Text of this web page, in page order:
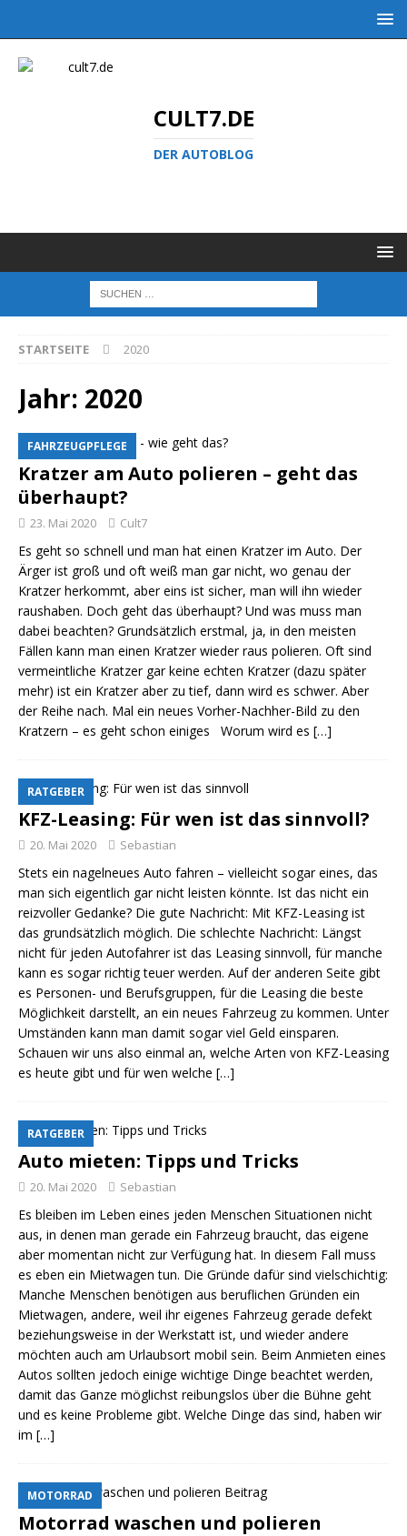
CULT7.DE
DER AUTOBLOG
STARTSEITE 2020
Jahr: 2020
FAHRZEUGPFLEGE
Kratzer am Auto polieren – geht das
überhaupt?
23. Mai 2020 Cult7
Es geht so schnell und man hat einen Kratzer im Auto. Der
Ärger ist groß und oft weiß man gar nicht, wo genau der
Kratzer herkommt, aber eins ist sicher, man will ihn wieder
raushaben. Doch geht das überhaupt? Und was muss man
dabei beachten? Grundsätzlich erstmal, ja, in den meisten
Fällen kann man einen Kratzer wieder raus polieren. Oft sind
vermeintliche Kratzer gar keine echten Kratzer (dazu später
mehr) ist ein Kratzer aber zu tief, dann wird es schwer. Aber
der Reihe nach. Mal ein neues Vorher-Nachher-Bild zu den
Kratzern – es geht schon einiges Worum wird es […]
RATGEBER
KFZ-Leasing: Für wen ist das sinnvoll?
20. Mai 2020 Sebastian
Stets ein nagelneues Auto fahren – vielleicht sogar eines, das
man sich eigentlich gar nicht leisten könnte. Ist das nicht ein
reizvoller Gedanke? Die gute Nachricht: Mit KFZ-Leasing ist
das grundsätzlich möglich. Die schlechte Nachricht: Längst
nicht für jeden Autofahrer ist das Leasing sinnvoll, für manche
kann es sogar richtig teuer werden. Auf der anderen Seite gibt
es Personen- und Berufsgruppen, für die Leasing die beste
Möglichkeit darstellt, an ein neues Fahrzeug zu kommen. Unter
Umständen kann man damit sogar viel Geld einsparen.
Schauen wir uns also einmal an, welche Arten von KFZ-Leasing
es heute gibt und für wen welche […]
RATGEBER
Auto mieten: Tipps und Tricks
20. Mai 2020 Sebastian
Es bleiben im Leben eines jeden Menschen Situationen nicht
aus, in denen man gerade ein Fahrzeug braucht, das eigene
aber momentan nicht zur Verfügung hat. In diesem Fall muss
es eben ein Mietwagen tun. Die Gründe dafür sind vielschichtig:
Manche Menschen benötigen aus beruflichen Gründen ein
Mietwagen, andere, weil ihr eigenes Fahrzeug gerade defekt
beziehungsweise in der Werkstatt ist, und wieder andere
möchten auch am Urlaubsort mobil sein. Beim Anmieten eines
Autos sollten jedoch einige wichtige Dinge beachtet werden,
damit das Ganze möglichst reibungslos über die Bühne geht
und es keine Probleme gibt. Welche Dinge das sind, haben wir
im […]
MOTORRAD
Motorrad waschen und polieren